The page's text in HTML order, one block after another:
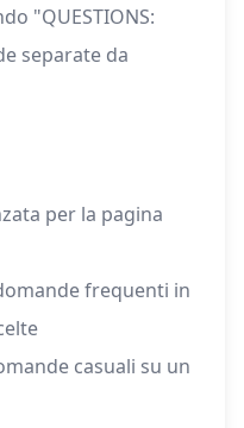
"QUESTIONS:
separate da
per la pagina
frequenti in
casuali su un